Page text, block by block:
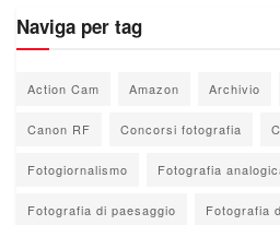
Naviga per tag
Action Cam Amazon Archivio
Canon RF Concorsi fotografia
Fotogiornalismo Fotografia
Fotografia di paesaggio Fotografia